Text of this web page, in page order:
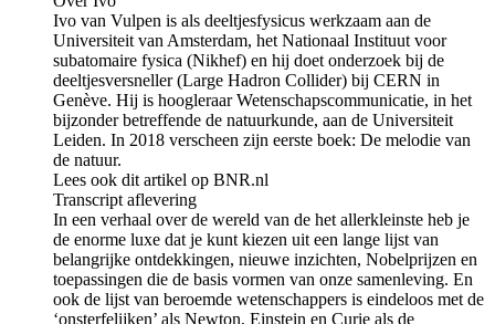
Ivo van Vulpen is als deeltjesfysicus werkzaam aan de
Universiteit van Amsterdam, het Nationaal Instituut voor
subatomaire fysica (Nikhef) en hij doet onderzoek bij de
deeltjesversneller (Large Hadron Collider) bij CERN in
Genève. Hij is hoogleraar Wetenschapscommunicatie, in het
bijzonder betreffende de natuurkunde, aan de Universiteit
Leiden. In 2018 verscheen zijn eerste boek: De melodie van
de natuur.
Lees ook dit artikel op BNR.nl
Transcript aflevering
In een verhaal over de wereld van de het allerkleinste heb je
de enorme luxe dat je kunt kiezen uit een lange lijst van
belangrijke ontdekkingen, nieuwe inzichten, Nobelprijzen en
toepassingen die de basis vormen van onze samenleving. En
ook de lijst van beroemde wetenschappers is eindeloos met de
‘onsterfelijken’ als Newton, Einstein en Curie als de